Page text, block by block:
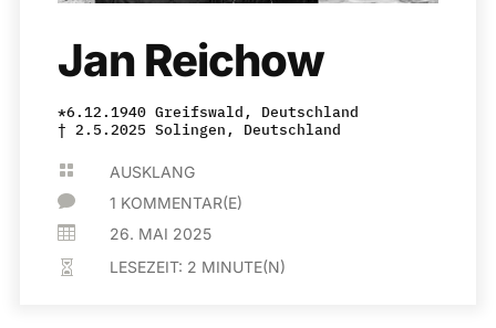
Jan Reichow
*6.12.1940 Greifswald, Deutschland
† 2.5.2025 Solingen, Deutschland
 AUSKLANG
 1 KOMMENTAR(E)
 26. MAI 2025
 LESEZEIT: 2 MINUTE(N)